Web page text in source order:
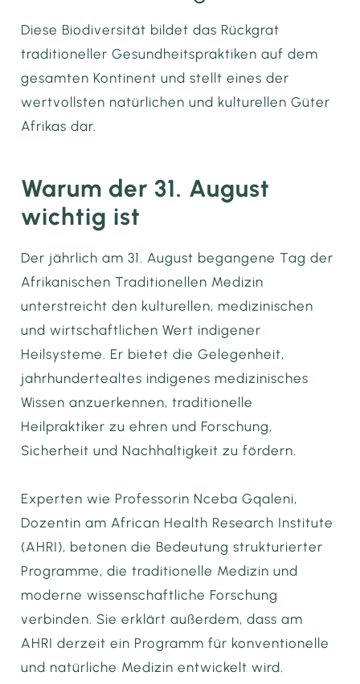
Diese Biodiversität bildet das Rückgrat
traditioneller Gesundheitspraktiken auf dem
gesamten Kontinent und stellt eines der
wertvollsten natürlichen und kulturellen Güter
Afrikas dar.
Warum der 31. August
wichtig ist
Der jährlich am 31. August begangene Tag der
Afrikanischen Traditionellen Medizin
unterstreicht den kulturellen, medizinischen
und wirtschaftlichen Wert indigener
Heilsysteme. Er bietet die Gelegenheit,
jahrhundertealtes indigenes medizinisches
Wissen anzuerkennen, traditionelle
Heilpraktiker zu ehren und Forschung,
Sicherheit und Nachhaltigkeit zu fördern.
Experten wie Professorin Nceba Gqaleni,
Dozentin am African Health Research Institute
(AHRI), betonen die Bedeutung strukturierter
Programme, die traditionelle Medizin und
moderne wissenschaftliche Forschung
verbinden. Sie erklärt außerdem, dass am
AHRI derzeit ein Programm für konventionelle
und natürliche Medizin entwickelt wird.